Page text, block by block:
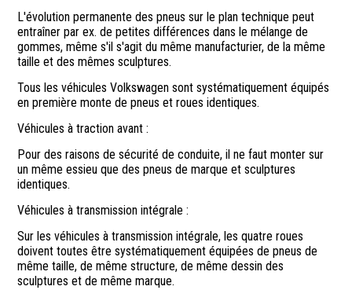
L'évolution permanente des pneus sur le plan technique peut
entraîner par ex. de petites différences dans le mélange de
gommes, même s'il s'agit du même manufacturier, de la même
taille et des mêmes sculptures.
Tous les véhicules Volkswagen sont systématiquement équipés
en première monte de pneus et roues identiques.
Véhicules à traction avant :
Pour des raisons de sécurité de conduite, il ne faut monter sur
un même essieu que des pneus de marque et sculptures
identiques.
Véhicules à transmission intégrale :
Sur les véhicules à transmission intégrale, les quatre roues
doivent toutes être systématiquement équipées de pneus de
même taille, de même structure, de même dessin des
sculptures et de même marque.